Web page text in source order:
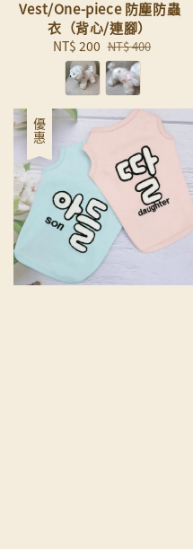
Vest/One-piece 防塵防蟲
衣（背心/連腳）
Sale
price
NT$ 200 Regular
price
NT$ 400
優惠